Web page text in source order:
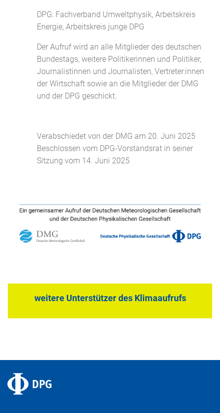
DPG: Fachverband Umweltphysik, Arbeitskreis
Energie, Arbeitskreis junge DPG
Der Aufruf wird an alle Mitglieder des deutschen
Bundestags, weitere Politikerinnen und Politiker,
Journalistinnen und Journalisten, Vertreter:innen
der Wirtschaft sowie an die Mitglieder der DMG
und der DPG geschickt.
Verabschiedet von der DMG am 20. Juni 2025
Beschlossen vom DPG-Vorstandsrat in seiner
Sitzung vom 14. Juni 2025
weitere Unterstützer des Klimaaufrufs